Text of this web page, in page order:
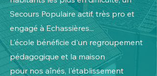
Secours Populaire actif, très pro et
engagé à Echassières...
L'école bénéficie d'un regroupement
pédagogique et la maison
pour nos aînés, l'établissement